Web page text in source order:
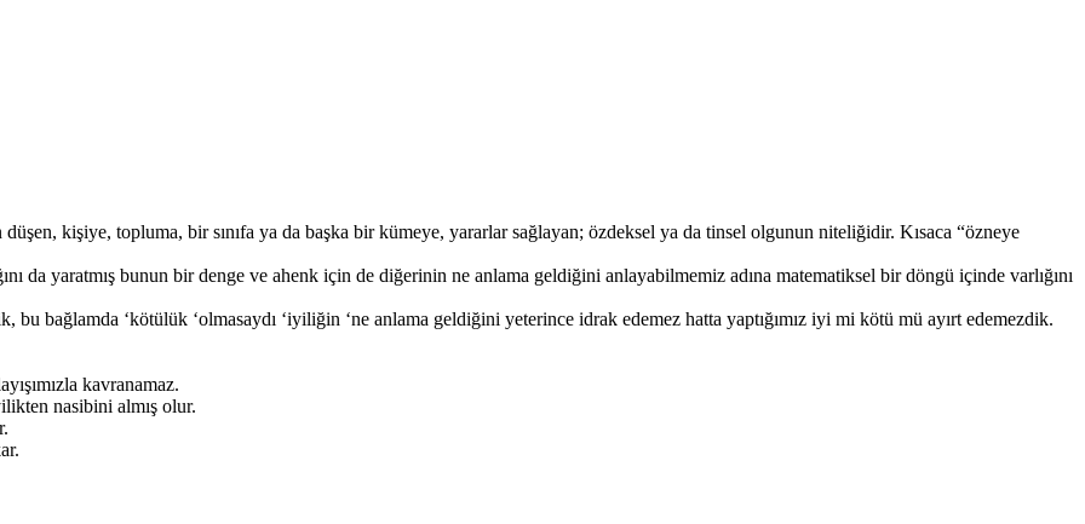
kişiye, topluma, bir sınıfa ya da başka bir kümeye, yararlar sağlayan; özdeksel ya da tinsel olgunun niteliğidir. Kısaca “özneye
da yaratmış bunun bir denge ve ahenk için de diğerinin ne anlama geldiğini anlayabilmemiz adına matematiksel bir döngü içinde varlığını
bu bağlamda ‘kötülük ‘olmasaydı ‘iyiliğin ‘ne anlama geldiğini yeterince idrak edemez hatta yaptığımız iyi mi kötü mü ayırt edemezdik.
kavranamaz.
nasibini almış olur.